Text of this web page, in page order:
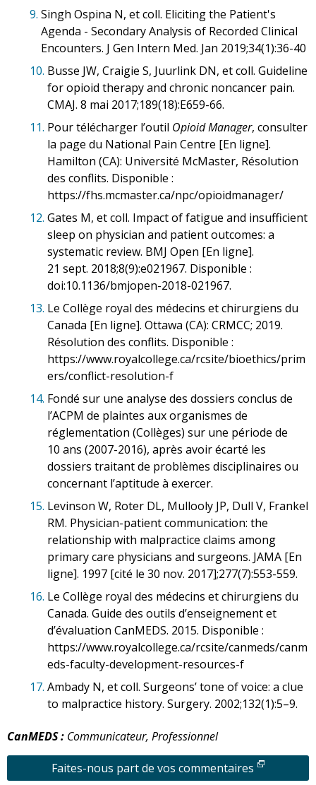
9. Singh Ospina N, et coll. Eliciting the Patient's
Agenda - Secondary Analysis of Recorded Clinical
Encounters. J Gen Intern Med. Jan 2019;34(1):36-40
10. Busse JW, Craigie S, Juurlink DN, et coll. Guideline
for opioid therapy and chronic noncancer pain.
CMAJ. 8 mai 2017;189(18):E659-66.
11. Pour télécharger l’outil Opioid Manager, consulter
la page du National Pain Centre [En ligne].
Hamilton (CA): Université McMaster, Résolution
des conflits. Disponible :
https://fhs.mcmaster.ca/npc/opioidmanager/
12. Gates M, et coll. Impact of fatigue and insufficient
sleep on physician and patient outcomes: a
systematic review. BMJ Open [En ligne].
21 sept. 2018;8(9):e021967. Disponible :
doi:10.1136/bmjopen-2018-021967.
13. Le Collège royal des médecins et chirurgiens du
Canada [En ligne]. Ottawa (CA): CRMCC; 2019.
Résolution des conflits. Disponible :
https://www.royalcollege.ca/rcsite/bioethics/prim
ers/conflict-resolution-f
14. Fondé sur une analyse des dossiers conclus de
l’ACPM de plaintes aux organismes de
réglementation (Collèges) sur une période de
10 ans (2007-2016), après avoir écarté les
dossiers traitant de problèmes disciplinaires ou
concernant l’aptitude à exercer.
15. Levinson W, Roter DL, Mullooly JP, Dull V, Frankel
RM. Physician-patient communication: the
relationship with malpractice claims among
primary care physicians and surgeons. JAMA [En
ligne]. 1997 [cité le 30 nov. 2017];277(7):553-559.
16. Le Collège royal des médecins et chirurgiens du
Canada. Guide des outils d’enseignement et
d’évaluation CanMEDS. 2015. Disponible :
https://www.royalcollege.ca/rcsite/canmeds/canm
eds-faculty-development-resources-f
17. Ambady N, et coll. Surgeons’ tone of voice: a clue
to malpractice history. Surgery. 2002;132(1):5–9.
CanMEDS : Communicateur, Professionnel
Faites-nous part de vos commentaires